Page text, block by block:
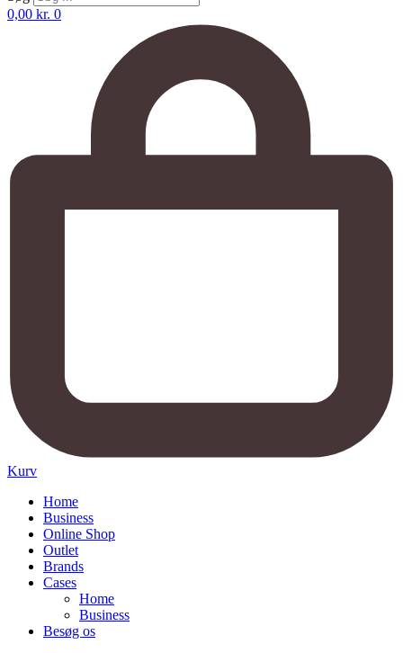
0,00 kr. 0
Kurv
Home
Business
Online Shop
Outlet
Brands
Cases
Home
Business
Besøg os